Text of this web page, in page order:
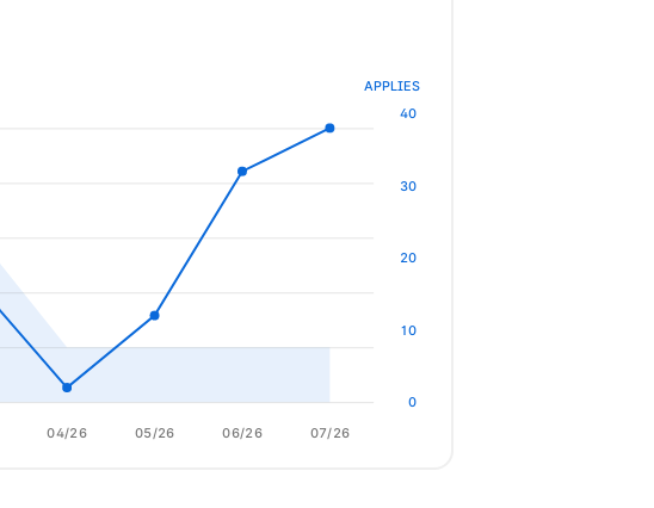
04/26 05/26 06/26 07/26
0
10
20
30
40
APPLIES